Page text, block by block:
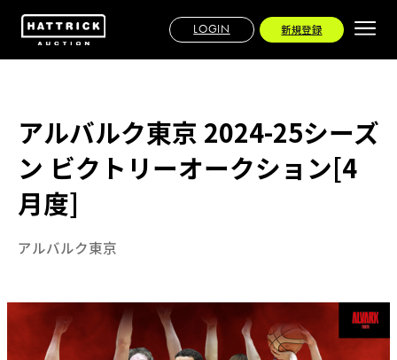
LOGIN 新規登録
アルバルク東京 2024-25シーズ
ン ビクトリーオークション[4
月度]
アルバルク東京